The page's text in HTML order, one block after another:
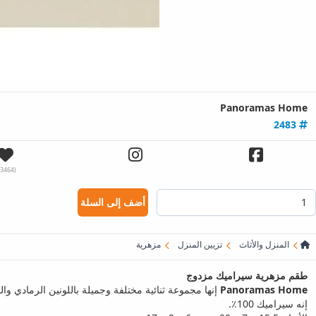
Panoramas Home
(13464)
أضف إلى السلة
المنزل والأثاث تزيين المنزل مزهرية
طقم مزهرية سيراميك مزدوج
Panoramas Home إنها مجموعة ثنائية مختلفة وجميلة باللونين الرمادي
إنه سيراميك 100٪.